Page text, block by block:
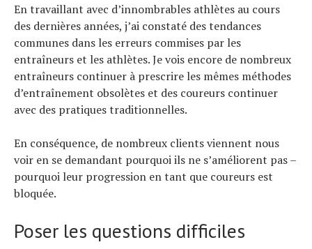
En travaillant avec d’innombrables athlètes au cours
des dernières années, j’ai constaté des tendances
communes dans les erreurs commises par les
entraîneurs et les athlètes. Je vois encore de nombreux
entraîneurs continuer à prescrire les mêmes méthodes
d’entraînement obsolètes et des coureurs continuer
avec des pratiques traditionnelles.
En conséquence, de nombreux clients viennent nous
voir en se demandant pourquoi ils ne s’améliorent pas –
pourquoi leur progression en tant que coureurs est
bloquée.
Poser les questions difficiles